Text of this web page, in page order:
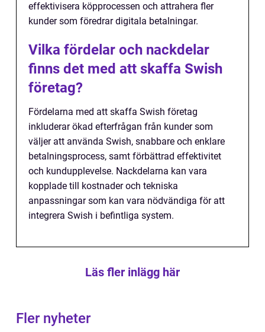
effektivisera köpprocessen och attrahera fler
kunder som föredrar digitala betalningar.
Vilka fördelar och nackdelar
finns det med att skaffa Swish
företag?
Fördelarna med att skaffa Swish företag
inkluderar ökad efterfrågan från kunder som
väljer att använda Swish, snabbare och enklare
betalningsprocess, samt förbättrad effektivitet
och kundupplevelse. Nackdelarna kan vara
kopplade till kostnader och tekniska
anpassningar som kan vara nödvändiga för att
integrera Swish i befintliga system.
Läs fler inlägg här
Fler nyheter